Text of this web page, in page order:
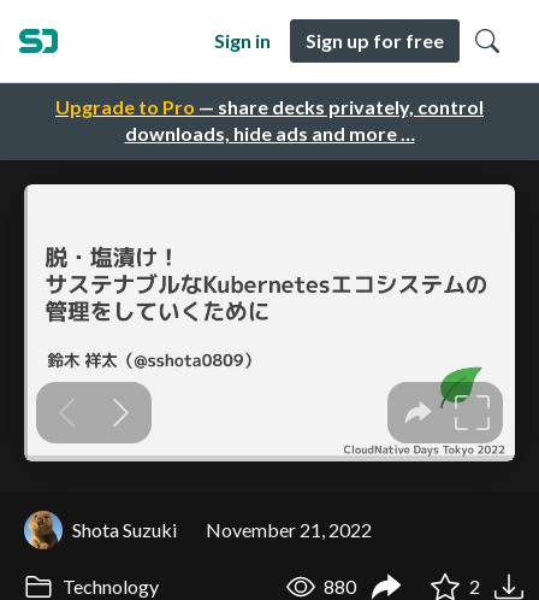
Upgrade to Pro — share decks privately, control
downloads, hide ads and more …
Sign in Sign up for free
Shota Suzuki November 21, 2022
Technology 880 2